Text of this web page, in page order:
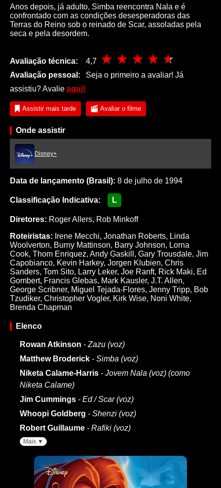
Anos depois, já adulto, Simba reencontra Nala e é
confrontado com as condições desesperadoras das
Terras do Reino sob o reinado de Scar, assoladas pela
seca e pela desordem.
Avaliação técnica:
4,7
Avaliação pessoal:
Seja o primeiro a avaliar! Já
assistiu? Avalie aqui!
Assistir mais tarde Avaliar o filme
Onde assistir
Disney+
Data de lançamento (Brasil): 8 de julho de 1994
Classificação Indicativa: L
Diretores: Roger Allers, Rob Minkoff
Roteiristas: Irene Mecchi, Jonathan Roberts, Linda
Woolverton, Burny Mattinson, Barry Johnson, Lorna
Cook, Thom Enriquez, Andy Gaskill , Gary Trousdale, Jim
Capobianco, Kevin Harkey, Jorgen Klubien, Chris
Sanders, Tom Sito, Larry Leker, Joe Ranft, Rick Maki, Ed
Gombert, Francis Glebas, Mark Kausler, J.T. Allen,
George Scribner, Miguel Tejada-Flores, Jenny Tripp, Bob
Tzudiker, Christopher Vogler, Kirk Wise, Noni White,
Brenda Chapman
Elenco
Rowan Atkinson - Zazu (voz)
Matthew Broderick - Simba (voz)
Niketa Calame-Harris - Jovem Nala (voz) (como
Niketa Calame)
Jim Cummings - Ed / Scar (voz)
Whoopi Goldberg - Shenzi (voz)
Robert Guillaume - Rafiki (voz)
Mais ▼